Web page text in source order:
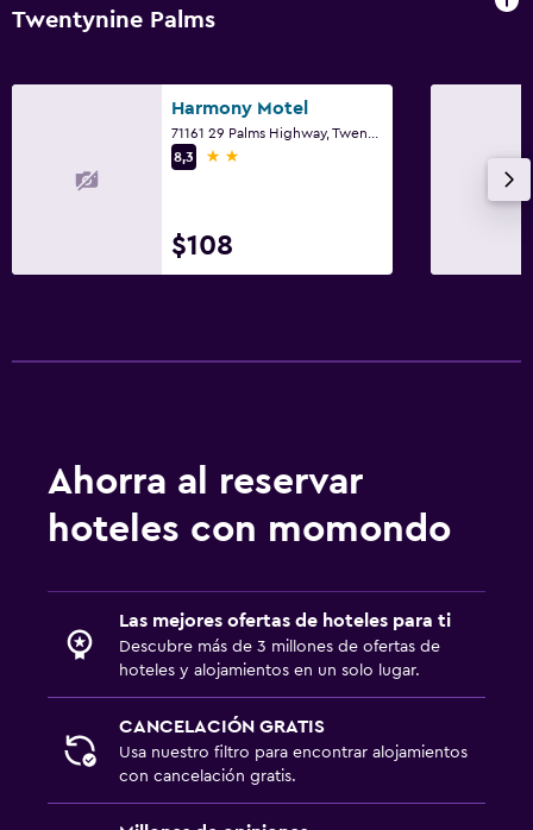
Twentynine Palms
Harmony Motel
8,3
2 estrellas
$108
Ahorra al reservar
hoteles con momondo
Las mejores ofertas de hoteles para ti
Descubre más de 3 millones de ofertas de
hoteles y alojamientos en un solo lugar.
CANCELACIÓN GRATIS
Usa nuestro filtro para encontrar alojamientos
con cancelación gratis.